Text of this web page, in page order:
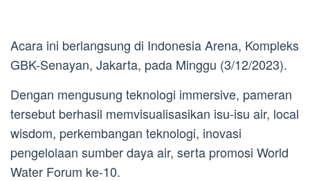
Acara ini berlangsung di Indonesia Arena, Kompleks
GBK-Senayan, Jakarta, pada Minggu (3/12/2023).
Dengan mengusung teknologi immersive, pameran
tersebut berhasil memvisualisasikan isu-isu air, local
wisdom, perkembangan teknologi, inovasi
pengelolaan sumber daya air, serta promosi World
Water Forum ke-10.